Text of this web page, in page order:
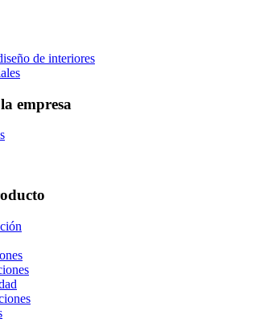
de interiores
empresa